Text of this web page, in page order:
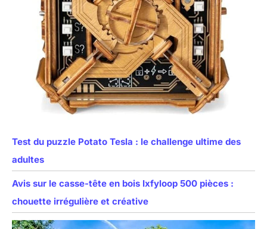
Test du puzzle Potato Tesla : le challenge ultime des
adultes
Avis sur le casse-tête en bois Ixfyloop 500 pièces :
chouette irrégulière et créative